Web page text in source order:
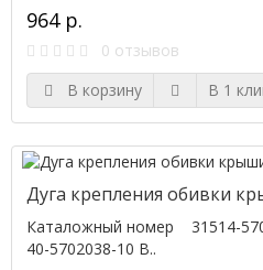
964 р.
0 отзывов
В корзину
В 1
Дуга крепления обивки
Каталожный номер 31514-
40-5702038-10 В..